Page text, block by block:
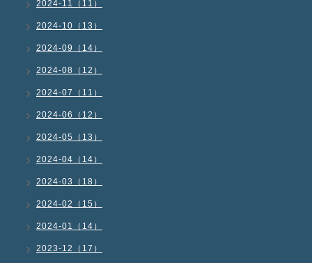
2024-11（11）
2024-10（13）
2024-09（14）
2024-08（12）
2024-07（11）
2024-06（12）
2024-05（13）
2024-04（14）
2024-03（18）
2024-02（15）
2024-01（14）
2023-12（17）